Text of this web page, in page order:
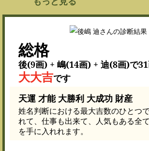
総格
後(9画) + 嶋(14画) + 迪(8画)で
大大吉です
天運 才能 大勝利 大成功 財産
姓名判断における最大吉数のひとつ
れて、仕事も出来て、人気もある全
を手に入れれます。